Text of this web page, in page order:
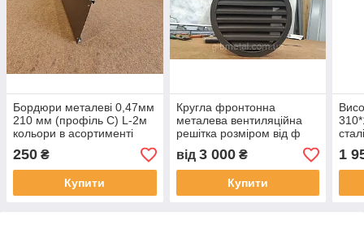
Бордюри металеві 0,47мм
210 мм (профіль С) L-2м
кольори в асортименті
RAL
250 ₴
Купити
Кругла фронтонна
металева вентиляційна
решітка розміром від ф
200 мм кольори в
асортименті RAl
від 3 000₴
Купити
1